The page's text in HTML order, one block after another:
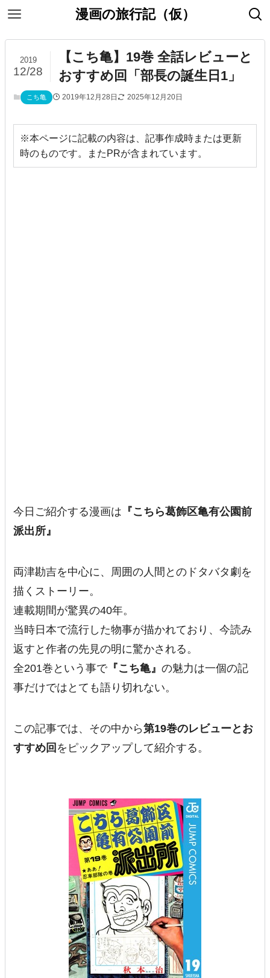
漫画の旅行記（仮）
【こち亀】19巻 全話レビューと
おすすめ回「部長の誕生日1」
2019
12/28
こち亀 2019年12月28日 2025年12月20日
※本ページに記載の内容は、記事作成時または更新
時のものです。またPRが含まれています。
今日ご紹介する漫画は 『こちら葛飾区亀有公園前
派出所』
両津勘吉を中心に、周囲の人間とのドタバタ劇を
描くストーリー。
連載期間が驚異の40年。
当時日本で流行した物事が描かれており、今読み
返すと作者の先見の明に驚かされる。
全201巻という事で『こち亀』の魅力は一個の記
事だけではとても語り切れない。
この記事では、その中から第19巻のレビューとお
すすめ回 をピックアップして紹介する。